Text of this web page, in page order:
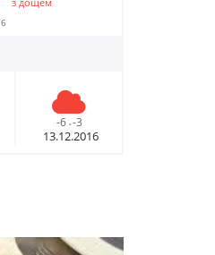
прокидатися
-6 - -3
13.12.2016